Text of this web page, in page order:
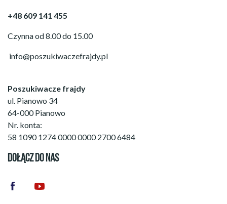
+48 609 141 455
Czynna od 8.00 do 15.00
info@poszukiwaczefrajdy.pl
Poszukiwacze frajdy
ul. Pianowo 34
64-000 Pianowo
Nr. konta:
58 1090 1274 0000 0000 2700 6484
DOŁĄCZ DO NAS